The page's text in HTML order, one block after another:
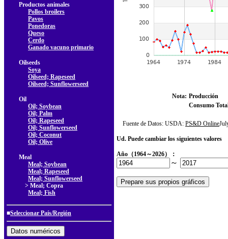
Productos animales
Pollos broilers
Pavos
Ponedoras
Queso
Cerdo
Ganado vacuno primario
Oilseeds
Soya
Oilseed; Rapeseed
Oilseed; Sunflowerseed
Oil
Oil; Soybean
Oil; Palm
Oil; Rapeseed
Oil; Sunflowerseed
Oil; Coconut
Oil; Olive
Meal
Meal; Soybean
Meal; Rapeseed
Meal; Sunflowerseed
> Meal; Copra
Meal; Fish
■Seleccionar País/Región
Nota: Producción
Consumo
Fuente de Datos: USDA: PS&D Online
Ud. Puede cambiar los siguientes valores
Año（1964～2026）：
～